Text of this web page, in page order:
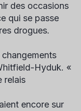
des occasions
qui se passe
drogues.
Hyduk. «
relais
encore sur